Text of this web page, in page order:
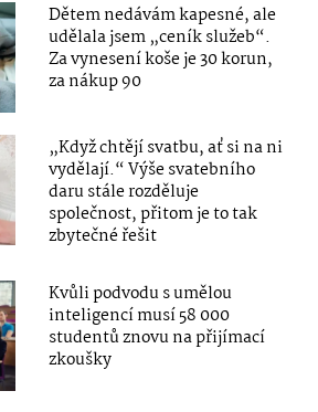
Dětem nedávám kapesné, ale
udělala jsem „ceník služeb“.
Za vynesení koše je 30 korun,
za nákup 90
„Když chtějí svatbu, ať si na ni
vydělají.“ Výše svatebního
daru stále rozděluje
společnost, přitom je to tak
zbytečné řešit
Kvůli podvodu s umělou
inteligencí musí 58 000
studentů znovu na přijímací
zkoušky